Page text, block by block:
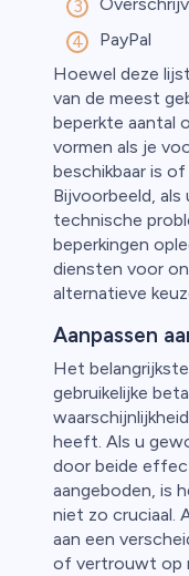
PayPal
Hoewel deze
van de meest
beperkte aantal
vormen als je
beschikbaar is
Bijvoorbeeld,
technische
beperkingen
diensten voor
alternatieve
Aanpassen
Het
gebruikelijke
heeft. Als u
door beide
aangeboden, is
niet zo cruciaal.
aan een
of vertrouwt op